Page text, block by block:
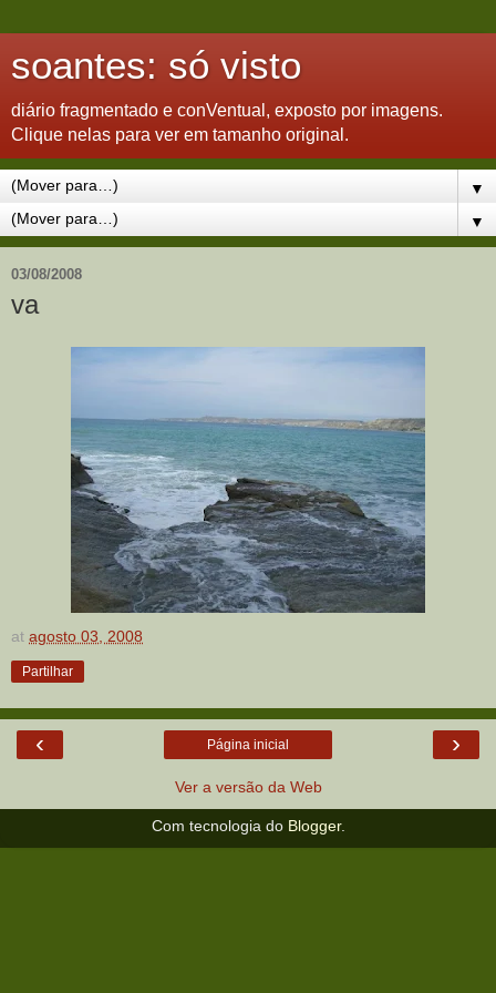
soantes: só visto
diário fragmentado e conVentual, exposto por imagens.
Clique nelas para ver em tamanho original.
▼
▼
03/08/2008
va
at agosto 03, 2008
Partilhar
‹ ›
Página inicial
Ver a versão da Web
Com tecnologia do Blogger.